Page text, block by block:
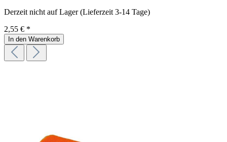
Derzeit nicht auf Lager (Lieferzeit 3-14 Tage)
2,55 € *
In den Warenkorb